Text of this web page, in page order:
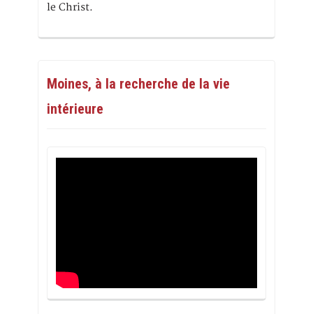
le Christ.
Moines, à la recherche de la vie
intérieure